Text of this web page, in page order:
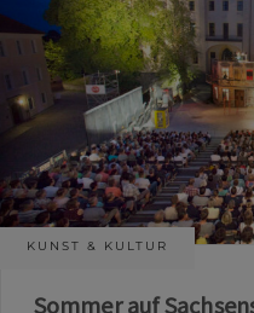
KUNST & KULTUR
Sommer auf